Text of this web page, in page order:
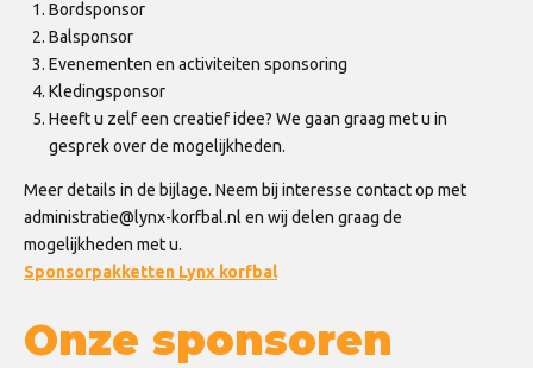
Bordsponsor
Balsponsor
Evenementen en activiteiten sponsoring
Kledingsponsor
Heeft u zelf een creatief idee? We gaan graag met u in
gesprek over de mogelijkheden.
Meer details in de bijlage. Neem bij interesse contact op met
administratie@lynx-korfbal.nl en wij delen graag de
mogelijkheden met u.
Sponsorpakketten Lynx korfbal
Onze sponsoren